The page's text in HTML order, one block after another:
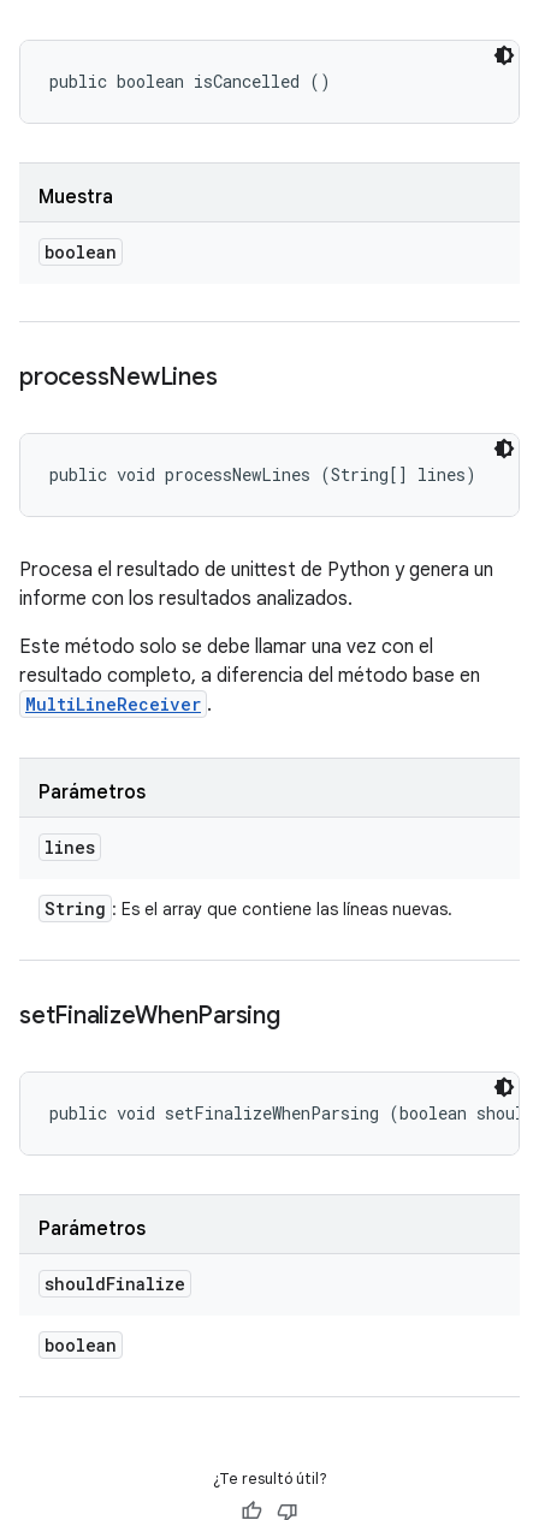
public boolean isCancelled ()
Muestra
boolean
processNewLines
public void processNewLines (String[] lines)
Procesa el resultado de unittest de Python y genera un
informe con los resultados analizados.
Este método solo se debe llamar una vez con el
resultado completo, a diferencia del método base en
MultiLineReceiver .
Parámetros
lines
String : Es el array que contiene las líneas nuevas.
setFinalizeWhenParsing
public void setFinalizeWhenParsing (boolean
Parámetros
shouldFinalize
boolean
¿Te resultó útil?